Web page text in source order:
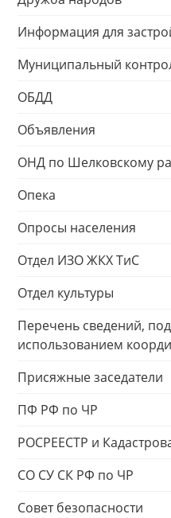
Информация для
Муниципальный
ОБДД
Объявления
ОНД по Шелковскому
Опека
Опросы населения
Отдел ИЗО ЖКХ ТиС
Отдел культуры
Перечень сведений,
использованием
Присяжные заседатели
ПФ РФ по ЧР
РОСРЕЕСТР и
СО СУ СК РФ по ЧР
Совет безопасности